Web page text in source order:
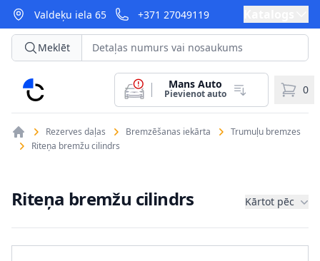
Valdeķu iela 65 +371 27049119
CarParts
Meklēt
Mans Auto
Pievienot auto 0
Rezerves daļas Bremzēšanas iekārta
Trumuļu bremzes
Riteņa bremžu cilindrs
Riteņa bremžu cilindrs Kārtot pēc